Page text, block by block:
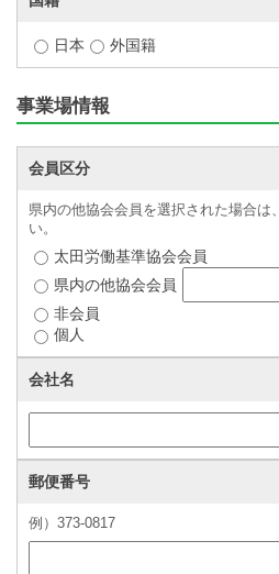
日本 外国籍
事業場情報
会員区分
県内の他協会会員を選択された場合は
い。
太田労働基準協会会員
県内の他協会会員
非会員
個人
会社名
郵便番号
例）373-0817